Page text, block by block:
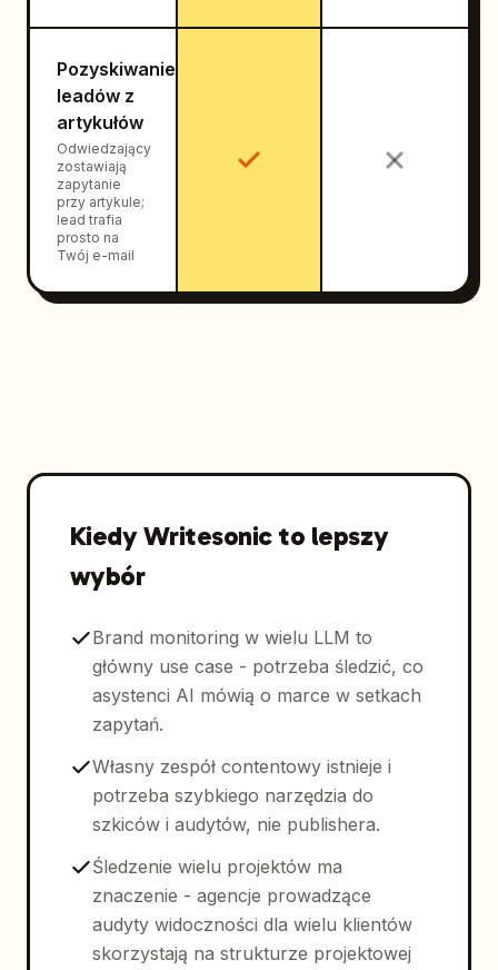
Pozyskiwanie
leadów z
artykułów
Odwiedzający
zostawiają
zapytanie
przy artykule;
lead trafia
prosto na
Twój e-mail
Kiedy Writesonic to lepszy
wybór
Brand monitoring w wielu LLM to
główny use case - potrzeba śledzić, co
asystenci AI mówią o marce w setkach
zapytań.
Własny zespół contentowy istnieje i
potrzeba szybkiego narzędzia do
szkiców i audytów, nie publishera.
Śledzenie wielu projektów ma
znaczenie - agencje prowadzące
audyty widoczności dla wielu klientów
skorzystają na strukturze projektowej